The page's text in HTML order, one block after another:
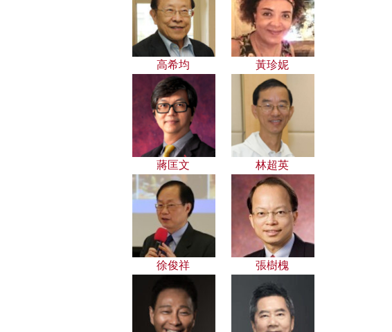
高希均 黃珍妮
蔣匡文 林超英
徐俊祥 張樹槐